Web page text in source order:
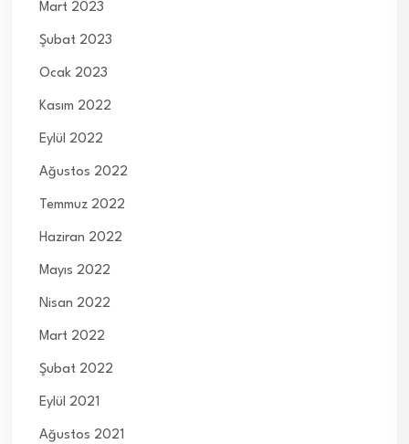
Mart 2023
Şubat 2023
Ocak 2023
Kasım 2022
Eylül 2022
Ağustos 2022
Temmuz 2022
Haziran 2022
Mayıs 2022
Nisan 2022
Mart 2022
Şubat 2022
Eylül 2021
Ağustos 2021